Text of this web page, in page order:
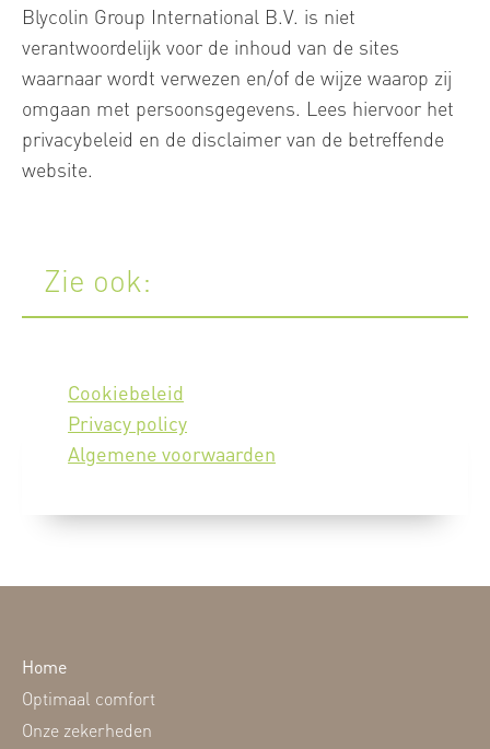
Blycolin Group International B.V. is niet
verantwoordelijk voor de inhoud van de sites
waarnaar wordt verwezen en/of de wijze waarop zij
omgaan met persoonsgegevens. Lees hiervoor het
privacybeleid en de disclaimer van de betreffende
website.
Zie ook:
Cookiebeleid
Privacy policy
Algemene voorwaarden
Home
Optimaal comfort
Onze zekerheden